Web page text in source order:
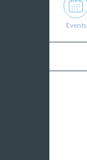
Events